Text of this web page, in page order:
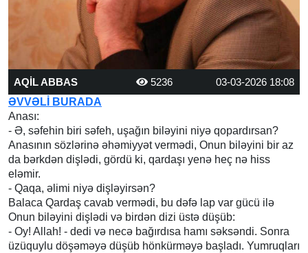
AQİL ABBAS 5236
03-03-2026 18:08
ƏVVƏLİ BURADA
Anası:
- Ə, səfehin biri səfeh, uşağın biləyini niyə qopardırsan?
Anasının sözlərinə əhəmiyyət vermədi, Onun biləyini bir az
da bərkdən dişlədi, gördü ki, qardaşı yenə heç nə hiss
eləmir.
- Qaqa, əlimi niyə dişləyirsən?
Balaca Qardaş cavab vermədi, bu dəfə lap var gücü ilə
Onun biləyini dişlədi və birdən dizi üstə düşüb:
- Oy! Allah! - dedi və necə bağırdısa hamı səksəndi. Sonra
üzüquylu döşəməyə düşüb hönkürməyə başladı. Yumruqları